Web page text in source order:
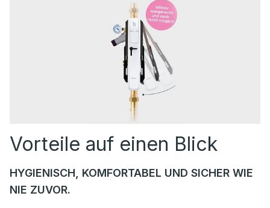
Vorteile auf einen Blick
HYGIENISCH, KOMFORTABEL UND SICHER WIE
NIE ZUVOR.